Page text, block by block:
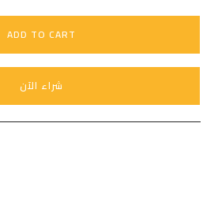
ADD TO CART
شراء الآن